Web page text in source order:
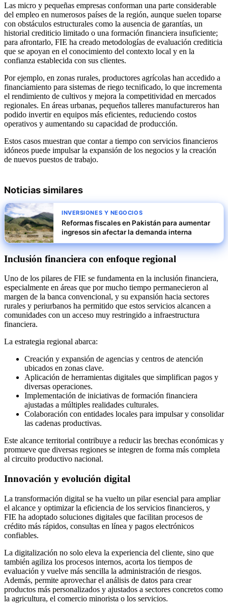
Las micro y pequeñas empresas conforman una parte considerable
del empleo en numerosos países de la región, aunque suelen toparse
con obstáculos estructurales como la ausencia de garantías, un
historial crediticio limitado o una formación financiera insuficiente;
para afrontarlo, FIE ha creado metodologías de evaluación crediticia
que se apoyan en el conocimiento del contexto local y en la
confianza establecida con sus clientes.
Por ejemplo, en zonas rurales, productores agrícolas han accedido a
financiamiento para sistemas de riego tecnificado, lo que incrementa
el rendimiento de cultivos y mejora la competitividad en mercados
regionales. En áreas urbanas, pequeños talleres manufactureros han
podido invertir en equipos más eficientes, reduciendo costos
operativos y aumentando su capacidad de producción.
Estos casos muestran que contar a tiempo con servicios financieros
idóneos puede impulsar la expansión de los negocios y la creación
de nuevos puestos de trabajo.
Noticias similares
INVERSIONES Y NEGOCIOS
Reformas fiscales en Pakistán para aumentar
ingresos sin afectar la demanda interna
Inclusión financiera con enfoque regional
Uno de los pilares de FIE se fundamenta en la inclusión financiera,
especialmente en áreas que por mucho tiempo permanecieron al
margen de la banca convencional, y su expansión hacia sectores
rurales y periurbanos ha permitido que estos servicios alcancen a
comunidades con un acceso muy restringido a infraestructura
financiera.
La estrategia regional abarca:
Creación y expansión de agencias y centros de atención
ubicados en zonas clave.
Aplicación de herramientas digitales que simplifican pagos y
diversas operaciones.
Implementación de iniciativas de formación financiera
ajustadas a múltiples realidades culturales.
Colaboración con entidades locales para impulsar y consolidar
las cadenas productivas.
Este alcance territorial contribuye a reducir las brechas económicas y
promueve que diversas regiones se integren de forma más completa
al circuito productivo nacional.
Innovación y evolución digital
La transformación digital se ha vuelto un pilar esencial para ampliar
el alcance y optimizar la eficiencia de los servicios financieros, y
FIE ha adoptado soluciones digitales que facilitan procesos de
crédito más rápidos, consultas en línea y pagos electrónicos
confiables.
La digitalización no solo eleva la experiencia del cliente, sino que
también agiliza los procesos internos, acorta los tiempos de
evaluación y vuelve más sencilla la administración de riesgos.
Además, permite aprovechar el análisis de datos para crear
productos más personalizados y ajustados a sectores concretos como
la agricultura, el comercio minorista o los servicios.